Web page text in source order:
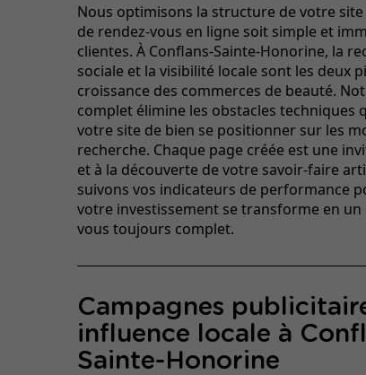
Nous optimisons la structure de votre
de rendez-vous en ligne soit simple et
clientes. À Conflans-Sainte-Honorine, la
sociale et la visibilité locale sont les deux
croissance des commerces de beauté.
complet élimine les obstacles techniques
votre site de bien se positionner sur les
recherche. Chaque page créée est une
et à la découverte de votre savoir-faire
suivons vos indicateurs de performance
votre investissement se transforme en un
vous toujours complet.
Campagnes
influence locale à
Sainte-Honorine